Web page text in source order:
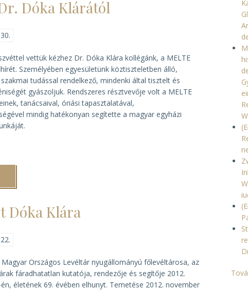
„Az
év
díjat)
Dóka Klárától
vettük kézhez Dr. Dóka Klára kollégánk, a MELTE
Személyében egyesületünk köztiszteletben álló,
tudással rendelkező, mindenki által tisztelt és
gyászoljuk. Rendszeres résztvevője volt a MELTE
tanácsaival, óriási tapasztalatával,
mindig hatékonyan segítette a magyar egyházi
Dóka
Dóka Klára
Országos Levéltár nyugállományú főlevéltárosa, az
fáradhatatlan kutatója, rendezője és segítője 2012.
életének 69. évében elhunyt. Temetése 2012. november